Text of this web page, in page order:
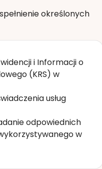
określonych
i Informacji o
(KRS) w
usług
odpowiednich
w